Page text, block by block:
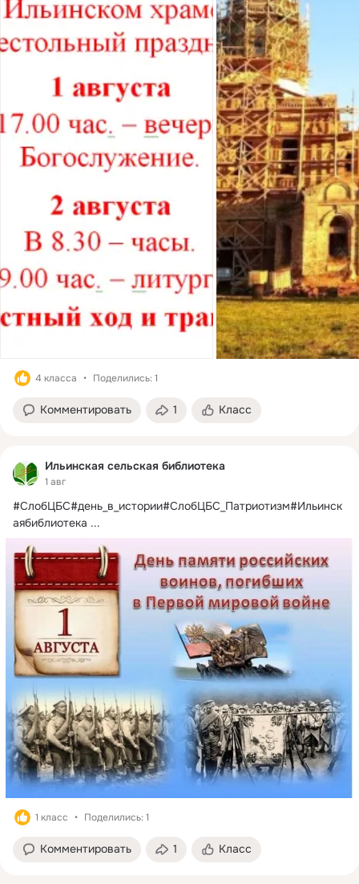
4 класса Поделились: 1
Комментировать 1 Класс
Ильинская сельская библиотека
1 авг
#СлобЦБС#день_в_истории#СлобЦБС_Патриотизм#Ильинск
аябиблиотека ...
1 класс Поделились: 1
Комментировать 1 Класс